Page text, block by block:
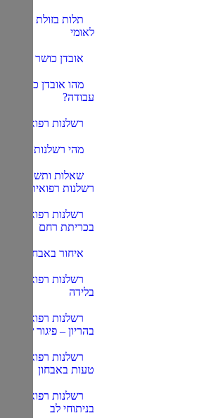
תלות בזולת בביטוח
לאומי
אובדן כושר עבודה
מהו אובדן כושר
עבודה?
רשלנות רפואית
מהי רשלנות רפואית?
שאלות ותשובות
רשלנות רפואית
רשלנות רפואית
בכריתת רחם
איחור באבחון סרטן
רשלנות רפואית
בלידה
רשלנות רפואית
בהריון – פיגור שכלי
רשלנות רפואית-
טעות באבחון
רשלנות רפואית
בניתוחי לב